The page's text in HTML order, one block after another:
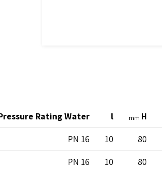
H
mm
l
Rating Water
80
10
PN 16
80
10
PN 16